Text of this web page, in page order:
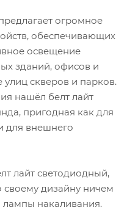
огромное
обеспечивающих
освещение
зданий, офисов и
скверов и парков.
нашёл белт лайт
пригодная как для
для внешнего
лайт светодиодный,
своему дизайну ничем
лампы накаливания.